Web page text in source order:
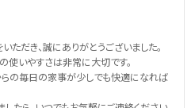
だき、誠にありがとうございました。
使いやすさは非常に大切です。
らの毎日の家事が少しでも快適になれば